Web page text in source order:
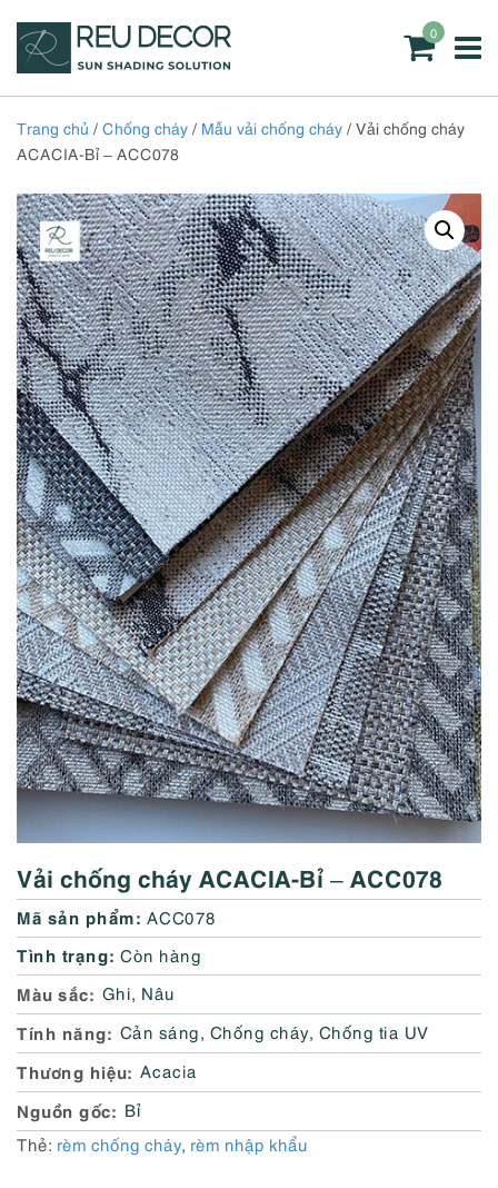
0
Trang chủ / Chống cháy / Mẫu vải chống cháy / Vải chống cháy
ACACIA-Bỉ – ACC078
Vải chống cháy ACACIA-Bỉ – ACC078
Mã sản phẩm: ACC078
Tình trạng: Còn hàng
Màu sắc Ghi, Nâu
Tính năng Cản sáng, Chống cháy, Chống tia UV
Thương hiệu Acacia
Nguồn gốc
Bỉ
Thẻ: rèm chống cháy, rèm nhập khẩu